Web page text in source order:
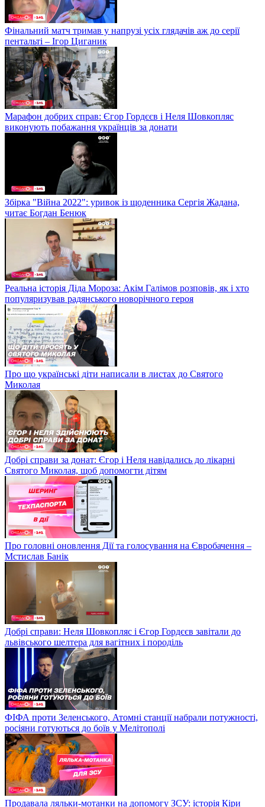
Фінальний матч тримав у напрузі усіх глядачів аж до серії
пентальті – Ігор Циганик
Марафон добрих справ: Єгор Гордєєв і Неля Шовкопляс
виконують побажання українців за донати
Збірка "Війна 2022": уривок із щоденника Сергія Жадана,
читає Богдан Бенюк
Реальна історія Діда Мороза: Акім Галімов розповів, як і хто
популяризував радянського новорічного героя
Про що українські діти написали в листах до Святого
Миколая
Добрі справи за донат: Єгор і Неля навідались до лікарні
Святого Миколая, щоб допомогти дітям
Про головні оновлення Дії та голосування на Євробачення –
Мстислав Банік
Добрі справи: Неля Шовкопляс і Єгор Гордєєв завітали до
львівського шелтера для вагітних і породіль
ФІФА проти Зеленського, Атомні станції набрали потужності,
росіяни готуються до боїв у Мелітополі
Продавала ляльки-мотанки на допомогу ЗСУ: історія Кіри